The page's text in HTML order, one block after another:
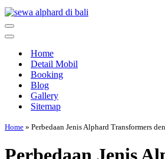
Home
Detail Mobil
Booking
Blog
Gallery
Sitemap
Home » Perbedaan Jenis Alphard Transformers